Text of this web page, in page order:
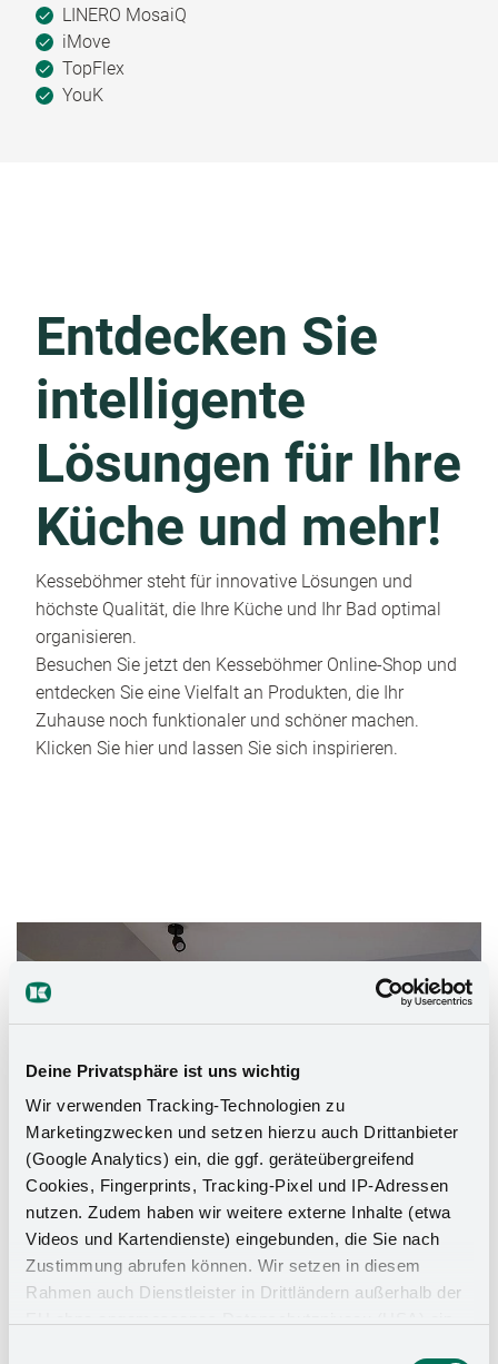
Deine Privatsphäre ist uns wichtig
Wir verwenden Tracking-Technologien zu
Marketingzwecken und setzen hierzu auch Drittanbieter
(Google Analytics) ein, die ggf. geräteübergreifend
Cookies, Fingerprints, Tracking-Pixel und IP-Adressen
nutzen. Zudem haben wir weitere externe Inhalte (etwa
Videos und Kartendienste) eingebunden, die Sie nach
Zustimmung abrufen können. Wir setzen in diesem
Rahmen auch Dienstleister in Drittländern außerhalb der
LINERO MosaiQ
iMove
TopFlex
YouK
Entdecken Sie
intelligente
Lösungen für Ihre
Küche und mehr!
Kesseböhmer steht für innovative Lösungen und
höchste Qualität, die Ihre Küche und Ihr Bad optimal
organisieren.
Besuchen Sie jetzt den Kesseböhmer Online-Shop und
entdecken Sie eine Vielfalt an Produkten, die Ihr
Zuhause noch funktionaler und schöner machen.
Klicken Sie hier und lassen Sie sich inspirieren.
Das Stauraumwunder für Ihr
Badezimmer